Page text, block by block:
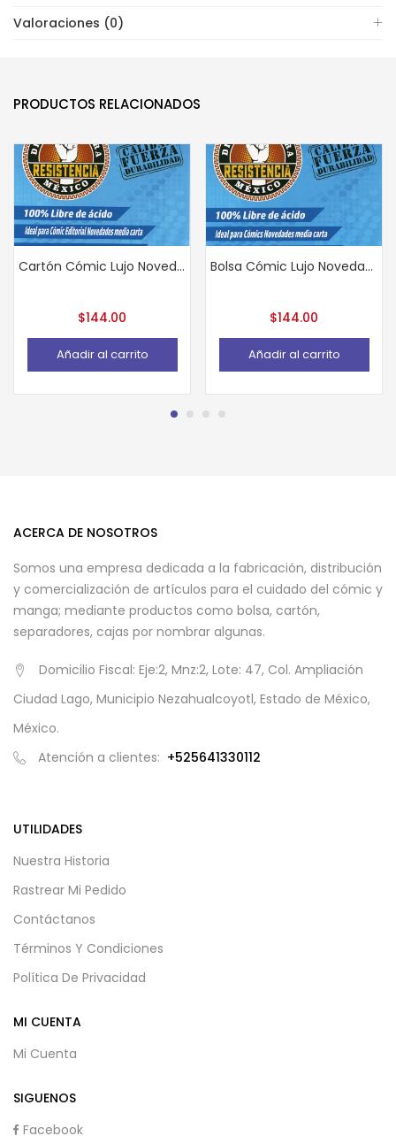
Valoraciones (0)
PRODUCTOS RELACIONADOS
Cartón Cómic Lujo Novedades 25 piezas
$144.00
Añadir al carrito
Bolsa Cómic Lujo Novedades 25 piezas
$144.00
Añadir al carrito
ACERCA DE NOSOTROS
Somos una empresa dedicada a la fabricación, distribución
y comercialización de artículos para el cuidado del cómic y
manga; mediante productos como bolsa, cartón,
separadores, cajas por nombrar algunas.
Domicilio Fiscal: Eje:2, Mnz:2, Lote: 47, Col. Ampliación
Ciudad Lago, Municipio Nezahualcoyotl, Estado de México,
México.
Atención a clientes: +525641330112
UTILIDADES
Nuestra Historia
Rastrear Mi Pedido
Contáctanos
Términos Y Condiciones
Política De Privacidad
MI CUENTA
Mi Cuenta
SIGUENOS
Facebook